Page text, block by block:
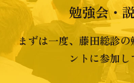
勉強会・
まずは一度、藤田総診
ントに参加し